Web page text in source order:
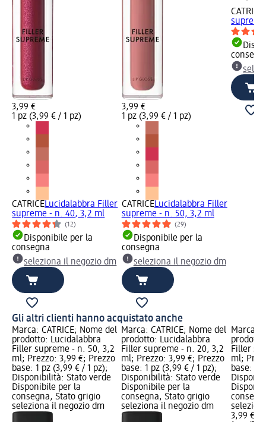
3,99 €
1 pz (3,99 € / 1 pz)
CATRICELucidalabbra Filler
supreme - n. 40, 3,2 ml
(12)
Disponibile per la
consegna
seleziona il negozio dm
3,99 €
1 pz (3,99 € / 1 pz)
CATRICELucidalabbra Filler
supreme - n. 50, 3,2 ml
(29)
Disponibile per la
consegna
seleziona il negozio dm
CATRICE
Gli altri clienti hanno acquistato anche
Marca: CATRICE; Nome del
prodotto: Lucidalabbra
Filler supreme - n. 50, 3,2
ml; Prezzo: 3,99 €; Prezzo
base: 1 pz (3,99 € / 1 pz);
Disponibilità: Stato verde
Disponibile per la
consegna, Stato grigio
seleziona il negozio dm
Marca: CATRICE; Nome del
prodotto: Lucidalabbra
Filler supreme - n. 20, 3,2
ml; Prezzo: 3,99 €; Prezzo
base: 1 pz (3,99 € / 1 pz);
Disponibilità: Stato verde
Disponibile per la
consegna, Stato grigio
seleziona il negozio dm
Marca:
Filler
ml;
base: 1
3,99 €